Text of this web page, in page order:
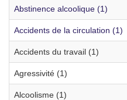
Abstinence alcoolique (1)
Accidents de la circulation (1)
Accidents du travail (1)
Agressivité (1)
Alcoolisme (1)